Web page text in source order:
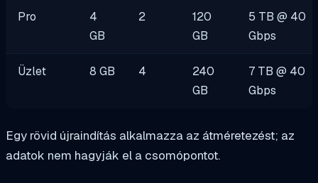
Pro
4
GB
2
120
GB
5 TB @ 40
Gbps
Üzlet 8 GB 4
240
GB
7 TB @ 40
Gbps
Egy rövid újraindítás alkalmazza az átméretezést; az
adatok nem hagyják el a csomópontot.